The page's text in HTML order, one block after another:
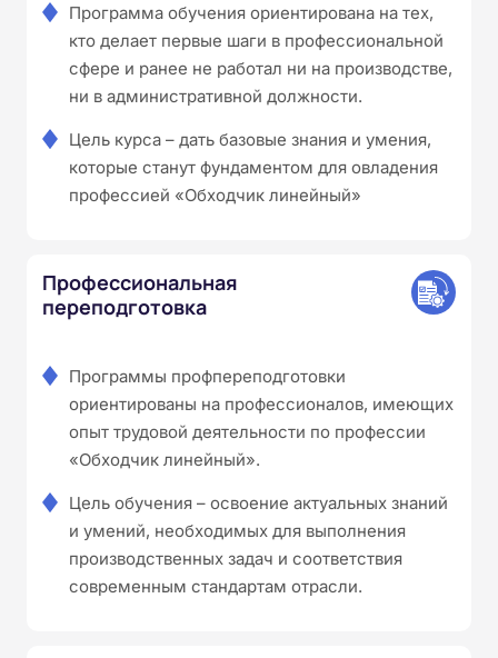
Программа обучения ориентирована на тех,
кто делает первые шаги в профессиональной
сфере и ранее не работал ни на производстве,
ни в административной должности.
Цель курса – дать базовые знания и умения,
которые станут фундаментом для овладения
профессией «Обходчик линейный»
Профессиональная
переподготовка
Программы профпереподготовки
ориентированы на профессионалов, имеющих
опыт трудовой деятельности по профессии
«Обходчик линейный».
Цель обучения – освоение актуальных знаний
и умений, необходимых для выполнения
производственных задач и соответствия
современным стандартам отрасли.